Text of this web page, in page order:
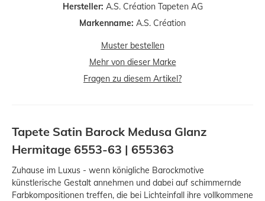
Hersteller: A.S. Création Tapeten AG
Markenname: A.S. Création
Muster bestellen
Mehr von dieser Marke
Fragen zu diesem Artikel?
Tapete Satin Barock Medusa Glanz
Hermitage 6553-63 | 655363
Zuhause im Luxus - wenn königliche Barockmotive
künstlerische Gestalt annehmen und dabei auf schimmernde
Farbkompositionen treffen, die bei Lichteinfall ihre vollkommene